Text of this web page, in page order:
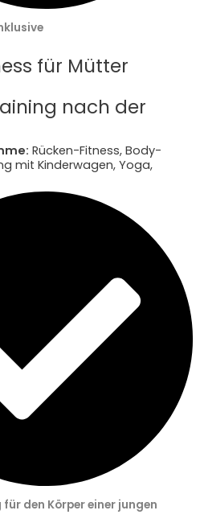
für Mütter
nach der
Rücken-Fitness, Body-
mit Kinderwagen, Yoga,
den Körper einer jungen